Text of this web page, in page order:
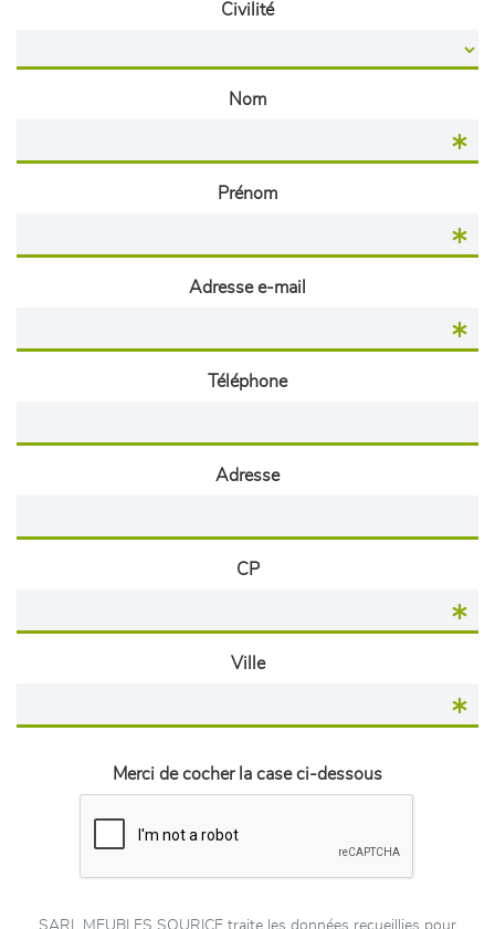
Civilité
Nom
Prénom
Adresse e-mail
Téléphone
Adresse
CP
Ville
Merci de cocher la case ci-dessous
SARL MEUBLES SOURICE traite les données recueillies pour